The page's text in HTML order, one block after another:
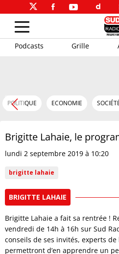
Podcasts Grille
POLITIQUE ECONOMIE
Brigitte Lahaie, le
lundi 2 septembre 2019 à 10:20
brigitte lahaie
BRIGITTE LAHAIE
Brigitte Lahaie a fait sa rentrée !
vendredi de 14h à 16h sur Sud
conseils de ses invités, experts de
permettront d’en apprendre un